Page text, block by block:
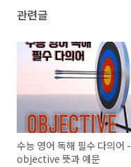
관련글
수능 영어 독해 필수 다의어 -
objective 뜻과 예문